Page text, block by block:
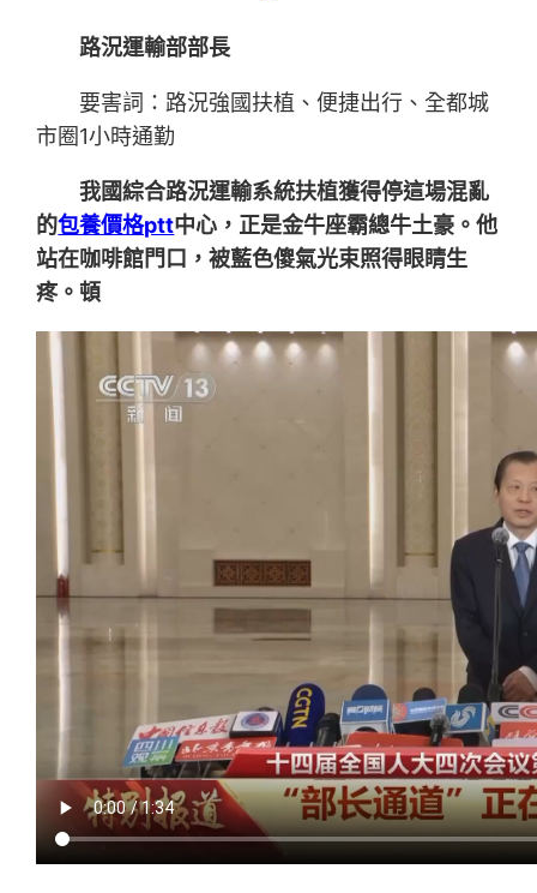
路況運輸部部長
要害詞：路況強國扶植、便捷出行、全都城
市圈1小時通勤
我國綜合路況運輸系統扶植獲得停這場混亂
的包養價格ptt中心，正是金牛座霸總牛土豪。他
站在咖啡館門口，被藍色傻氣光束照得眼睛生
疼。頓